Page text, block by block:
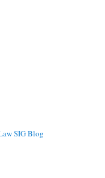
SIG Blog